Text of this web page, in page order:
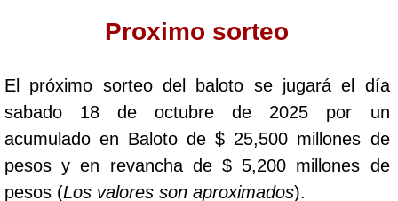
Fantástica Día
Fantástica Noche
Proximo sorteo
El próximo sorteo del baloto se jugará el día
sabado 18 de octubre de 2025 por un
acumulado en Baloto de $ 25,500 millones de
pesos y en revancha de $ 5,200 millones de
pesos (Los valores son aproximados).